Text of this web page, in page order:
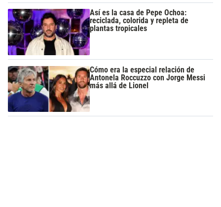
Así es la casa de Pepe Ochoa:
reciclada, colorida y repleta de
plantas tropicales
Cómo era la especial relación de
Antonela Roccuzzo con Jorge Messi
más allá de Lionel